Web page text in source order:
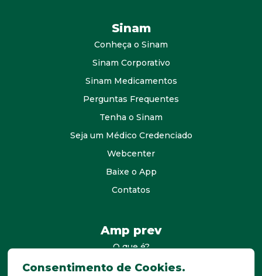
Sinam
Conheça o Sinam
Sinam Corporativo
Sinam Medicamentos
Perguntas Frequentes
Tenha o Sinam
Seja um Médico Credenciado
Webcenter
Baixe o App
Contatos
Amp prev
O que é?
consultores
Consentimento de Cookies.